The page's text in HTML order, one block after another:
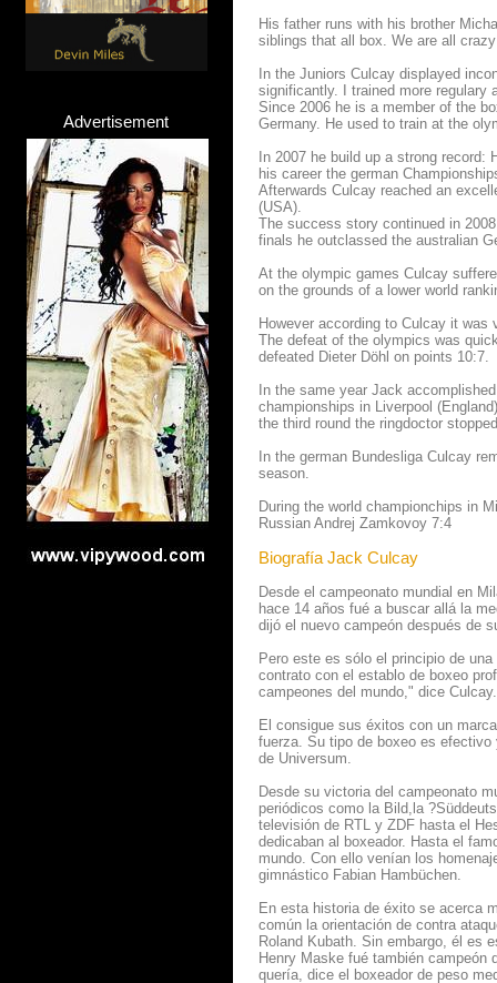
Advertisement
His father runs with his brother
siblings that all box. We are all
In the Juniors Culcay displayed
significantly. I trained more regulary
Since 2006 he is a member of the
Germany. He used to train at the
In 2007 he build up a strong
his career the german
Afterwards Culcay reached an
(USA).
The success story continued in
finals he outclassed the australian
At the olympic games Culcay
on the grounds of a lower world
However according to Culcay it
The defeat of the olympics was
defeated Dieter Döhl on points 10:7.
In the same year Jack
championships in Liverpool
the third round the ringdoctor
In the german Bundesliga Culcay
season.
During the world championchips in
Russian Andrej Zamkovoy 7:4
Biografía Jack Culcay
Desde el campeonato mundial en
hace 14 años fué a buscar allá la
dijó el nuevo campeón después de
Pero este es sólo el principio de
contrato con el establo de boxeo
campeones del mundo," dice
El consigue sus éxitos con un
fuerza. Su tipo de boxeo es
de Universum.
Desde su victoria del campeonato
periódicos como la Bild,la
televisión de RTL y ZDF hasta el
dedicaban al boxeador. Hasta el
mundo. Con ello venían los
gimnástico Fabian Hambüchen.
En esta historia de éxito se acerca
común la orientación de contra
Roland Kubath. Sin embargo, él es
Henry Maske fué también
quería, dice el boxeador de peso